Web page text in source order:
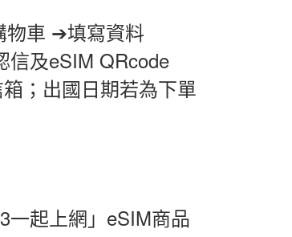
物車 ➔填寫資料
信及eSIM QRcode
；出國日期若為下單
一起上網」 eSIM商品